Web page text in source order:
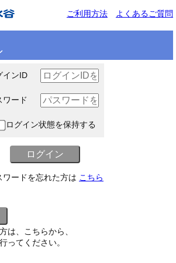
ご利用方法 よくあるご質問
インID
ワード
ログイン状態を保持する
ワードを忘れた方は こちら
は、こちらから、
ってください。